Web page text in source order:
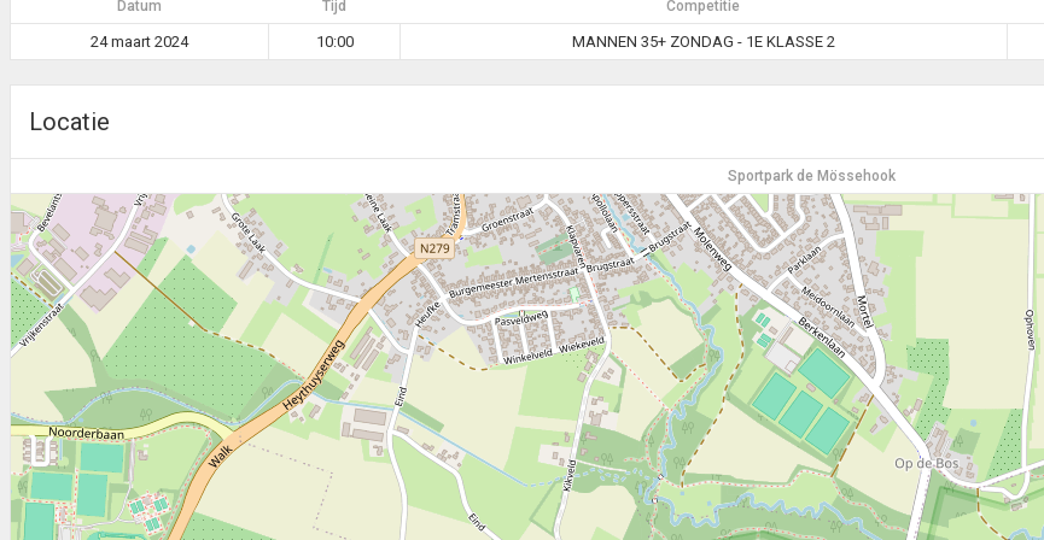
Datum Tijd Competitie
24 maart 2024 10:00 MANNEN 35+ ZONDAG - 1E KLASSE 2
Locatie
Sportpark de Mössehook